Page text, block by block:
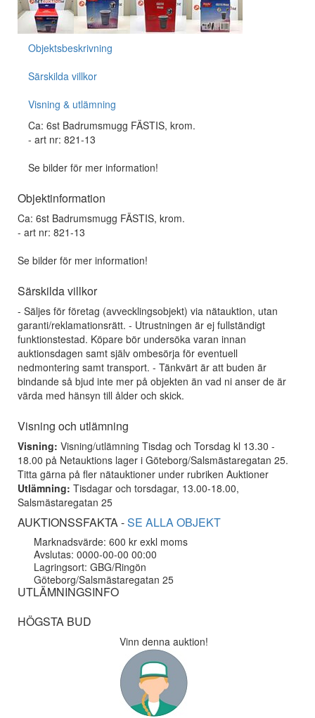
Objektsbeskrivning
Särskilda villkor
Visning & utlämning
Ca: 6st Badrumsmugg FÄSTIS, krom.
- art nr: 821-13
Se bilder för mer information!
Objektinformation
Ca: 6st Badrumsmugg FÄSTIS, krom.
- art nr: 821-13
Se bilder för mer information!
Särskilda villkor
- Säljes för företag (avvecklingsobjekt) via nätauktion, utan
garanti/reklamationsrätt. - Utrustningen är ej fullständigt
funktionstestad. Köpare bör undersöka varan innan
auktionsdagen samt själv ombesörja för eventuell
nedmontering samt transport. - Tänkvärt är att buden är
bindande så bjud inte mer på objekten än vad ni anser de är
värda med hänsyn till ålder och skick.
Visning och utlämning
Visning: Visning/utlämning Tisdag och Torsdag kl 13.30 -
18.00 på Netauktions lager i Göteborg/Salsmästaregatan 25.
Titta gärna på fler nätauktioner under rubriken Auktioner
Utlämning: Tisdagar och torsdagar, 13.00-18.00,
Salsmästaregatan 25
AUKTIONSSFAKTA -SE ALLA OBJEKT
Marknadsvärde: 600 kr exkl moms
Avslutas: 0000-00-00 00:00
Lagringsort: GBG/Ringön
Göteborg/Salsmästaregatan 25
UTLÄMNINGSINFO
HÖGSTA BUD
Vinn denna auktion!